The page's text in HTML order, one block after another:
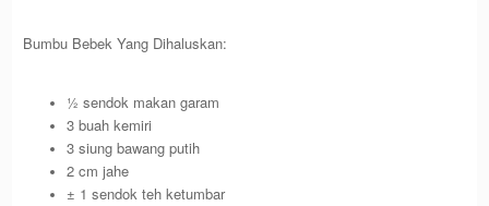
Bumbu Bebek Yang Dihaluskan:
½ sendok makan garam
3 buah kemiri
3 siung bawang putih
2 cm jahe
± 1 sendok teh ketumbar